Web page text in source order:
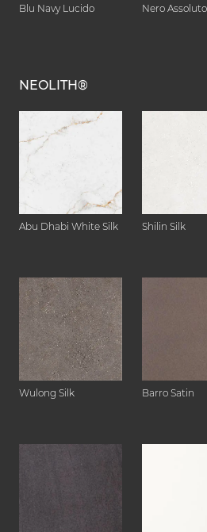
Blu Navy Lucido Nero
NEOLITH®
Abu Dhabi White Silk Shilin Silk
Wulong Silk Barro Satin